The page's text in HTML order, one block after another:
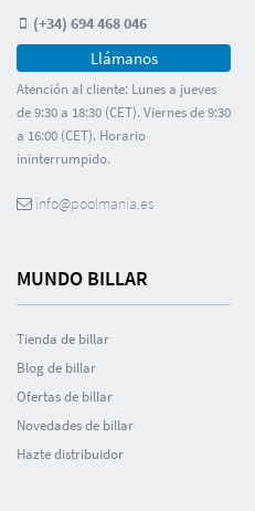
(+34) 694 468 046
Llámanos
Atención al cliente: Lunes a jueves
de 9:30 a 18:30 (CET). Viernes de 9:30
a 16:00 (CET). Horario
ininterrumpido.
info@poolmania.es
MUNDO BILLAR
Tienda de billar
Blog de billar
Ofertas de billar
Novedades de billar
Hazte distribuidor